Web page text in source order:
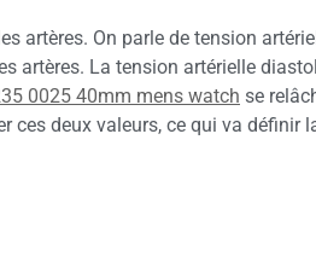
artères. On parle de tension
La tension artérielle
0025 40mm mens watch se
ces deux valeurs, ce qui va définir